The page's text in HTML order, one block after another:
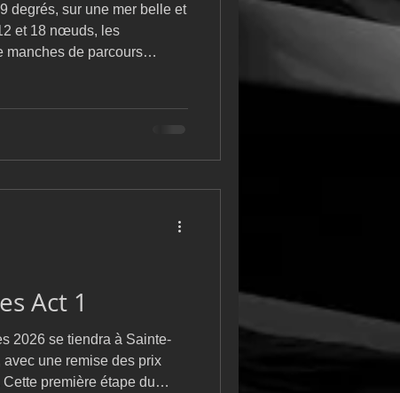
degrés, sur une mer belle et
et 18 nœuds, les
manches de parcours
enchaînements rapides de
Act 1
2026 se tiendra à Sainte-
une remise des prix
première étape du